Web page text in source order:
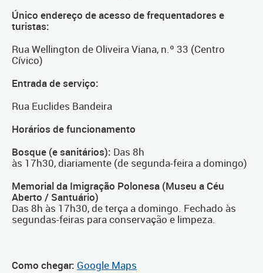
Único endereço de acesso de frequentadores e
turistas:
Rua Wellington de Oliveira Viana, n.º 33 (Centro
Cívico)
Entrada de serviço:
Rua Euclides Bandeira
Horários de funcionamento
Bosque (e sanitários): Das 8h
às 17h30, diariamente (de segunda-feira a domingo)
Memorial da Imigração Polonesa (Museu a Céu
Aberto / Santuário)
Das 8h às 17h30, de terça a domingo. Fechado às
segundas-feiras para conservação e limpeza.
Como chegar: Google Maps